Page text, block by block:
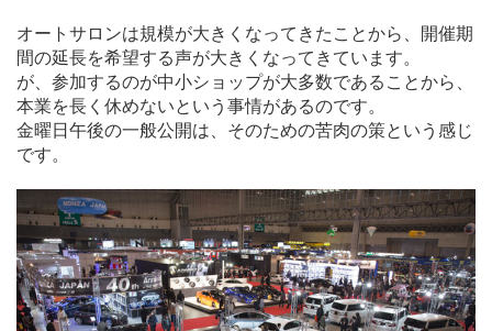
オートサロンは規模が大きくなってきたことから、開催期
間の延長を希望する声が大きくなってきています。
が、参加するのが中小ショップが大多数であることから、
本業を長く休めないという事情があるのです。
金曜日午後の一般公開は、そのための苦肉の策という感じ
です。